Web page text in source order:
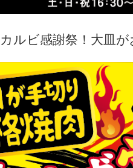
ルビ感謝祭！大皿が